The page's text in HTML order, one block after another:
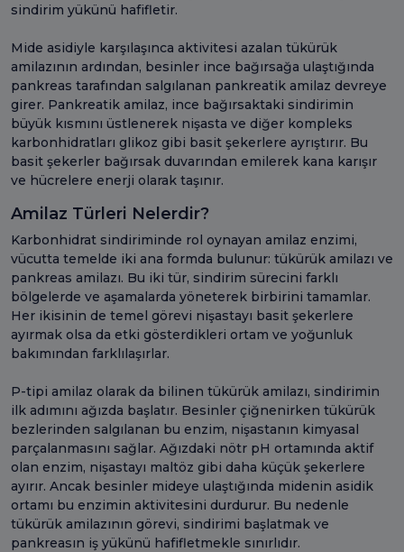
sindirim yükünü hafifletir.
Mide asidiyle karşılaşınca aktivitesi azalan tükürük
amilazının ardından, besinler ince bağırsağa ulaştığında
pankreas tarafından salgılanan pankreatik amilaz devreye
girer. Pankreatik amilaz, ince bağırsaktaki sindirimin
büyük kısmını üstlenerek nişasta ve diğer kompleks
karbonhidratları glikoz gibi basit şekerlere ayrıştırır. Bu
basit şekerler bağırsak duvarından emilerek kana karışır
ve hücrelere enerji olarak taşınır.
Amilaz Türleri Nelerdir?
Karbonhidrat sindiriminde rol oynayan amilaz enzimi,
vücutta temelde iki ana formda bulunur: tükürük amilazı ve
pankreas amilazı. Bu iki tür, sindirim sürecini farklı
bölgelerde ve aşamalarda yöneterek birbirini tamamlar.
Her ikisinin de temel görevi nişastayı basit şekerlere
ayırmak olsa da etki gösterdikleri ortam ve yoğunluk
bakımından farklılaşırlar.
P-tipi amilaz olarak da bilinen tükürük amilazı, sindirimin
ilk adımını ağızda başlatır. Besinler çiğnenirken tükürük
bezlerinden salgılanan bu enzim, nişastanın kimyasal
parçalanmasını sağlar. Ağızdaki nötr pH ortamında aktif
olan enzim, nişastayı maltöz gibi daha küçük şekerlere
ayırır. Ancak besinler mideye ulaştığında midenin asidik
ortamı bu enzimin aktivitesini durdurur. Bu nedenle
tükürük amilazının görevi, sindirimi başlatmak ve
pankreasın iş yükünü hafifletmekle sınırlıdır.